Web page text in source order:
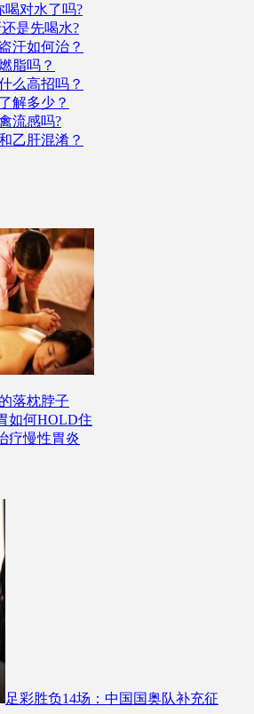
喝对水了吗?
是先喝水?
汗如何治？
脂吗？
么高招吗？
解多少？
流感吗?
乙肝混淆？
落枕脖子
如何HOLD住
疗慢性胃炎
足彩胜负14场：中国国奥队补充征